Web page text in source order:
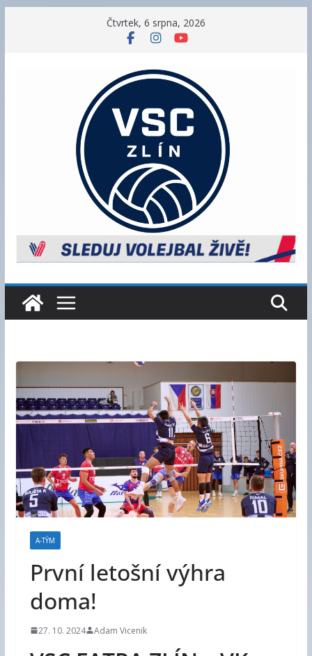
Čtvrtek, 6 srpna, 2026
A-TÝM
První letošní výhra
doma!
27. 10. 2024 Adam Vicenik